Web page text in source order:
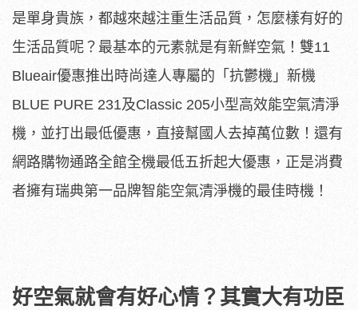
是單身貴族，都越來越注重生活品質，怎麼樣有好的
生活品質呢？最基本的元素就是有新鮮空氣！雙11
Blueair優惠推出時尚達人專屬的「抗鬱機」新機
BLUE PURE 231及Classic 205小型高效能空氣清淨
機，並打出最低優惠，直接幫國人去掉萬位數！還有
網路購物通路全館全機最低五折起大優惠，正是消費
者擁有瑞典第一品牌智能空氣清淨機的最佳時機！
好空氣就會有好心情？其實大有功臣